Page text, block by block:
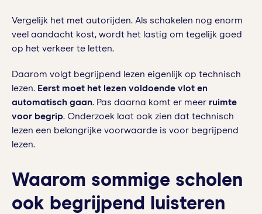
Vergelijk het met autorijden. Als schakelen nog enorm
veel aandacht kost, wordt het lastig om tegelijk goed
op het verkeer te letten.
Daarom volgt begrijpend lezen eigenlijk op technisch
lezen. Eerst moet het lezen voldoende vlot en
automatisch gaan. Pas daarna komt er meer ruimte
voor begrip. Onderzoek laat ook zien dat technisch
lezen een belangrijke voorwaarde is voor begrijpend
lezen.
Waarom sommige scholen
ook begrijpend luisteren